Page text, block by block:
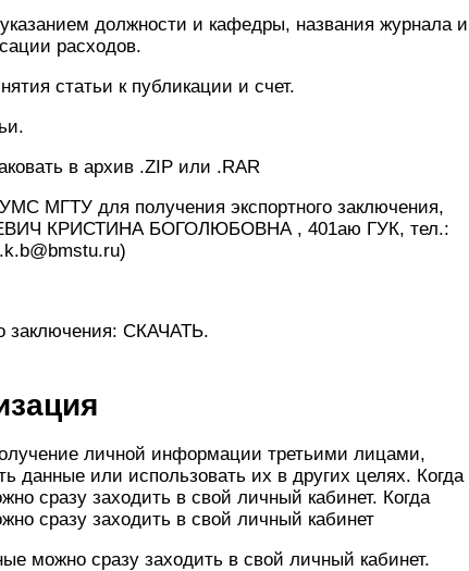
должности и кафедры, названия журнала и
расходов.
статьи к публикации и счет.
в архив .ZIP или .RAR
МГТУ для получения экспортного заключения,
КРИСТИНА БОГОЛЮБОВНА , 401аю ГУК, тел.:
заключения: СКАЧАТЬ.
личной информации третьими лицами,
данные или использовать их в других целях. Когда
сразу заходить в свой личный кабинет. Когда
сразу заходить в свой личный кабинет
можно сразу заходить в свой личный кабинет.